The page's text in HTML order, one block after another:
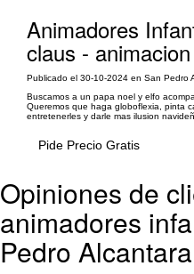
Animadores
claus -
Publicado el 30-10-2024 en San Pedro
Buscamos a un papa noel y elfo
Queremos que haga globoflexia, pinta
entretenerles y darle mas ilusion
Pide Precio Gratis
Opiniones de
animadores
Pedro Alcantara